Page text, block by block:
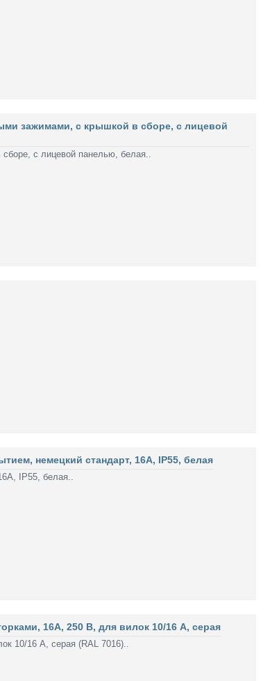
зажимами, с крышкой в сборе, с лицевой
с лицевой панелью, белая..
немецкий стандарт, 16А, IP55, белая
IP55, белая..
16А, 250 В, для вилок 10/16 А, серая
10/16 А, серая (RAL 7016)..